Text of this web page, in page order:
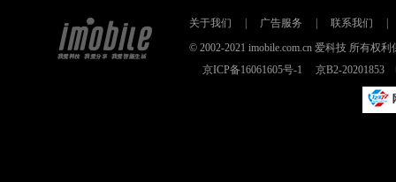
关于我们 广告服务 联系我们
© 2002-2021 imobile.com.cn 爱科技 所有权
京ICP备16061605号-1
京B2-20201853